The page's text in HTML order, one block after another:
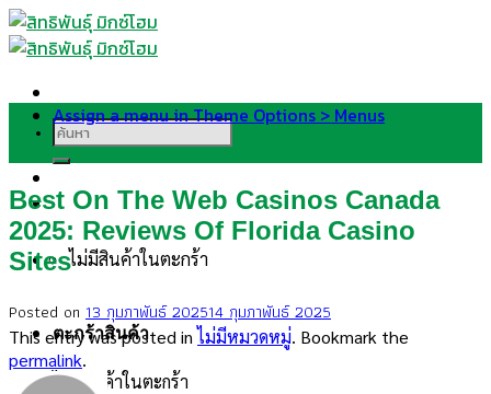
Skip
to
ค้นหา:
ไม่มีสินค้าในตะกร้า
ตะกร้าสินค้า
ไม่มีสินค้าในตะกร้า
Assign a menu in Theme Options > Menus
Best On The Web Casinos Canada
2025: Reviews Of Florida Casino
Sites
Posted on 13 กุมภาพันธ์ 202514 กุมภาพันธ์ 2025
This entry was posted inไม่มีหมวดหมู่. Bookmark the
permalink.